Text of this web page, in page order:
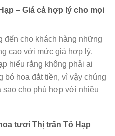
– Giá cả hợp lý cho mọi
đến cho khách hàng những
cao với mức giá hợp lý.
hiểu rằng không phải ai
bó hoa đắt tiền, vì vậy chúng
cho phù hợp với nhiều
tươi Thị trấn Tô Hạp